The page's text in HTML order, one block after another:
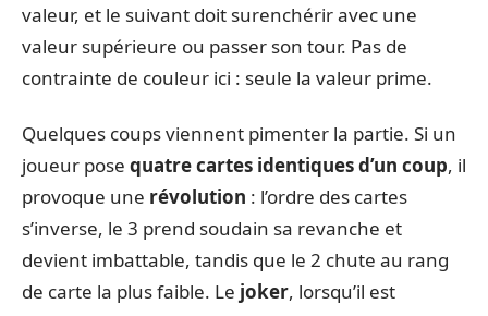
valeur, et le suivant doit surenchérir avec une
valeur supérieure ou passer son tour. Pas de
contrainte de couleur ici : seule la valeur prime.
Quelques coups viennent pimenter la partie. Si un
joueur pose quatre cartes identiques d’un coup, il
provoque une révolution : l’ordre des cartes
s’inverse, le 3 prend soudain sa revanche et
devient imbattable, tandis que le 2 chute au rang
de carte la plus faible. Le joker, lorsqu’il est